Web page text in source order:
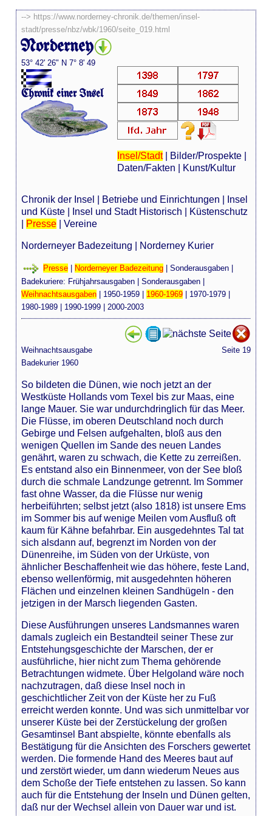
--> https://www.norderney-chronik.de/themen/insel-
stadt/presse/nbz/wbk/1960/seite_019.html
Norderney
53° 42' 26" N 7° 8' 49
Chronik einer Insel
Insel/Stadt| Bilder/Prospekte|
Daten/Fakten
Kunst/Kultur
Chronik der Insel Betriebe und Einrichtungen
Insel
und Küste
Insel und Stadt Historisch
Küstenschutz
Presse |Vereine
Norderneyer Badezeitung Norderney Kurier
Presse Norderneyer Badezeitung |Sonderausgaben
Badekuriere: Frühjahrsausgaben |Sonderausgaben |
Weihnachtsausgaben | 1950-1959 | 1960-1969 | 1970-1979 |
1980-1989 | 1990-1999 | 2000-2003
Weihnachtsausgabe
Badekurier 1960
Seite 19
So bildeten die Dünen, wie noch jetzt an der
Westküste Hollands vom Texel bis zur Maas, eine
lange Mauer. Sie war undurchdringlich für das Meer.
Die Flüsse, im oberen Deutschland noch durch
Gebirge und Felsen aufgehalten, bloß aus den
wenigen Quellen im Sande des neuen Landes
genährt, waren zu schwach, die Kette zu zerreißen.
Es entstand also ein Binnenmeer, von der See bloß
durch die schmale Landzunge getrennt. Im Sommer
fast ohne Wasser, da die Flüsse nur wenig
herbeiführten; selbst jetzt (also 1818) ist unsere Ems
im Sommer bis auf wenige Meilen vom Ausfluß oft
kaum für Kähne befahrbar. Ein ausgedehntes Tal tat
sich alsdann auf, begrenzt im Norden von der
Dünenreihe, im Süden von der Urküste, von
ähnlicher Beschaffenheit wie das höhere, feste Land,
ebenso wellenförmig, mit ausgedehnten höheren
Flächen und einzelnen kleinen Sandhügeln - den
jetzigen in der Marsch liegenden Gasten.
Diese Ausführungen unseres Landsmannes waren
damals zugleich ein Bestandteil seiner These zur
Entstehungsgeschichte der Marschen, der er
ausführliche, hier nicht zum Thema gehörende
Betrachtungen widmete. Über Helgoland wäre noch
nachzutragen, daß diese Insel noch in
geschichtlicher Zeit von der Küste her zu Fuß
erreicht werden konnte. Und was sich unmittelbar vor
unserer Küste bei der Zerstückelung der großen
Gesamtinsel Bant abspielte, könnte ebenfalls als
Bestätigung für die Ansichten des Forschers gewertet
werden. Die formende Hand des Meeres baut auf
und zerstört wieder, um dann wiederum Neues aus
dem Schoße der Tiefe entstehen zu lassen. So kann
auch für die Entstehung der Inseln und Dünen gelten,
daß nur der Wechsel allein von Dauer war und ist.